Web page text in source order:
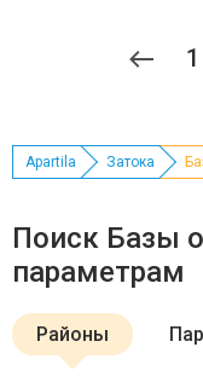
1
Apartila Затока
Поиск Базы
параметрам
Районы